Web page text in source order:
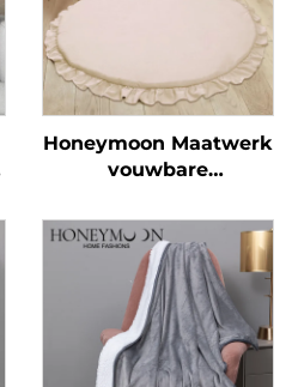
Honeymoon Maatwerk
vouwbare
kinderkruipmat
speelmat baby
speelmat voor de vloer